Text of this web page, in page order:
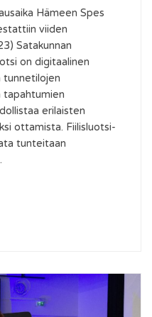
Hämeen Spes
viiden
Satakunnan
on digitaalinen
tunnetilojen
tapahtumien
erilaisten
ottamista. Fiilisluotsi-
tunteitaan